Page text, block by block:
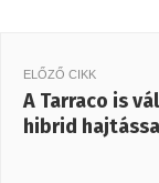
ELŐZŐ CIKK
A Tarraco is
hibrid